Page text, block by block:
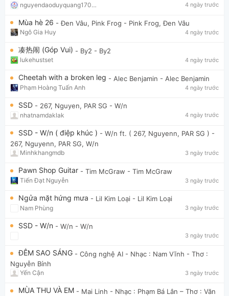
nguyendaoduyquang17021 4 ngày trước
Mùa hè 26 - Đen Vâu, Pink Frog - Pink Frog, Đen Vâu
Ngô Gia Huy 4 ngày trước
凑热闹 (Góp Vui) - By2 - By2
lukehustset 4 ngày trước
Cheetah with a broken leg - Alec Benjamin - Alec Benjamin
Phạm Hoàng Tuấn Anh 4 ngày trước
SSD - 267, Nguyen, PAR SG - W/n
nhatnamdaklak 4 ngày trước
SSD - W/n ( điệp khúc ) - W/n ft. ( 267, Nguyenn, PAR SG ) -
267, Nguyenn, PAR SG, W/n
Minhkhangmdb 3 ngày trước
Pawn Shop Guitar - Tim McGraw - Tim McGraw
Tiến Đạt Nguyễn 3 ngày trước
Ngửa mặt hứng mưa - Lil Kim Loại - Lil Kim Loại
Nam Phùng 3 ngày trước
SSD - W/n - W/n - W/n
3 ngày trước
ĐÊM SAO SÁNG - Công nghệ AI - Nhạc : Nam Vĩnh - Thơ :
Nguyễn Bính
Yến Cận 3 ngày trước
MÙA THU VÀ EM - Mai Linh - Nhạc : Phạm Bá Lân – Thơ : Văn